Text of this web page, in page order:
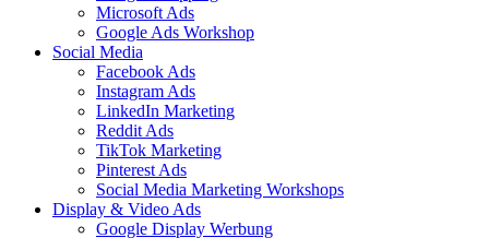
Microsoft Ads
Google Ads Workshop
Social Media
Facebook Ads
Instagram Ads
LinkedIn Marketing
Reddit Ads
TikTok Marketing
Pinterest Ads
Social Media Marketing Workshops
Display & Video Ads
Google Display Werbung